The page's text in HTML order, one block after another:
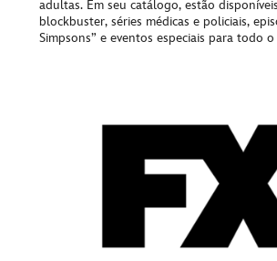
adultas. Em seu catálogo, estão
blockbuster, séries médicas e policiais,
Simpsons” e eventos especiais para todo